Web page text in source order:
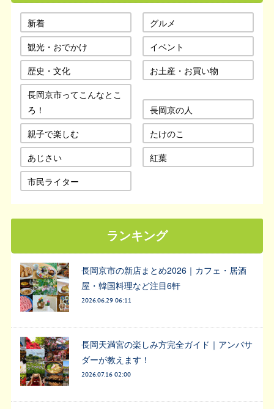
新着
グルメ
観光・おでかけ
イベント
歴史・文化
お土産・お買い物
長岡京市ってこんなとこ
ろ！
長岡京の人
親子で楽しむ
たけのこ
あじさい
紅葉
市民ライター
ランキング
長岡京市の新店まとめ2026｜カフェ・居酒
屋・韓国料理など注目6軒
2026.06.29 06:11
長岡天満宮の楽しみ方完全ガイド｜アンバサ
ダーが教えます！
2026.07.16 02:00